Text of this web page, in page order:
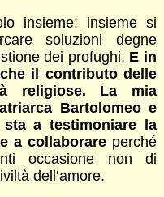
insieme: insieme si
soluzioni degne
dei profughi. E in
il contributo delle
religiose. La mia
Bartolomeo e
sta a testimoniare la
a collaborare perché
occasione non di
dell’amore.